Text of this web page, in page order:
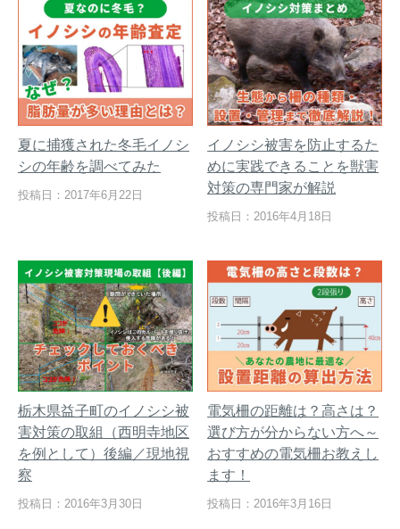
夏に捕獲された冬毛イノシ
シの年齢を調べてみた
投稿日：2017年6月22日
イノシシ被害を防止するた
めに実践できることを獣害
対策の専門家が解説
投稿日：2016年4月18日
栃木県益子町のイノシシ被
害対策の取組（西明寺地区
を例として）後編／現地視
察
投稿日：2016年3月30日
電気柵の距離は？高さは？
選び方が分からない方へ～
おすすめの電気柵お教えし
ます！
投稿日：2016年3月16日